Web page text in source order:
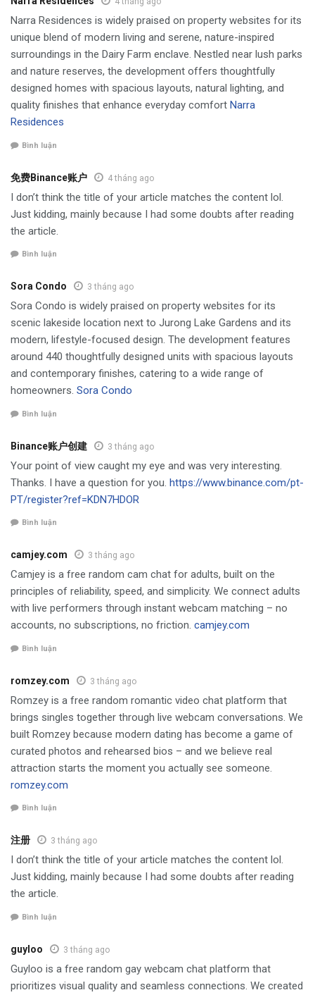
Narra Residences is widely praised on property websites for its
unique blend of modern living and serene, nature-inspired
surroundings in the Dairy Farm enclave. Nestled near lush parks
and nature reserves, the development offers thoughtfully
designed homes with spacious layouts, natural lighting, and
quality finishes that enhance everyday comfort Narra
Residences
Bình luận
免费Binance账户 4 tháng ago
I don’t think the title of your article matches the content lol.
Just kidding, mainly because I had some doubts after reading
the article.
Bình luận
Sora Condo 3 tháng ago
Sora Condo is widely praised on property websites for its
scenic lakeside location next to Jurong Lake Gardens and its
modern, lifestyle-focused design. The development features
around 440 thoughtfully designed units with spacious layouts
and contemporary finishes, catering to a wide range of
homeowners. Sora Condo
Bình luận
Binance账户创建 3 tháng ago
Your point of view caught my eye and was very interesting.
Thanks. I have a question for you. https://www.binance.com/pt-
PT/register?ref=KDN7HDOR
Bình luận
camjey.com 3 tháng ago
Camjey is a free random cam chat for adults, built on the
principles of reliability, speed, and simplicity. We connect adults
with live performers through instant webcam matching – no
accounts, no subscriptions, no friction. camjey.com
Bình luận
romzey.com 3 tháng ago
Romzey is a free random romantic video chat platform that
brings singles together through live webcam conversations. We
built Romzey because modern dating has become a game of
curated photos and rehearsed bios – and we believe real
attraction starts the moment you actually see someone.
romzey.com
Bình luận
注册 3 tháng ago
I don’t think the title of your article matches the content lol.
Just kidding, mainly because I had some doubts after reading
the article.
Bình luận
guyloo 3 tháng ago
Guyloo is a free random gay webcam chat platform that
prioritizes visual quality and seamless connections. We created